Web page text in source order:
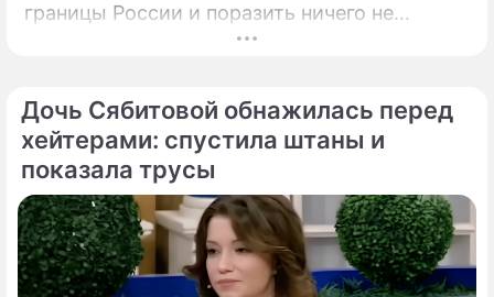
границы России и поразить ничего не
подозревающих граждан. Россию
и смертоносный вирус Бурбон.
Дочь Сябитовой обнажилась перед
хейтерами: спустила штаны и
показала трусы